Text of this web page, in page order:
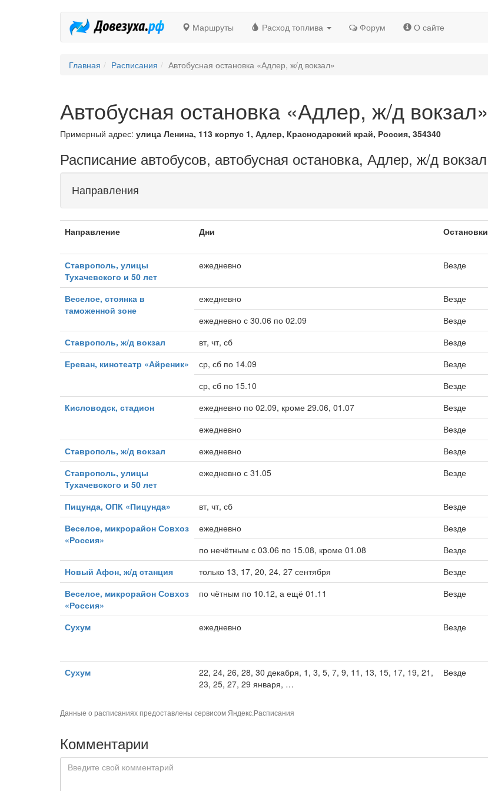
Маршруты Расход топлива Форум О сайте
Главная Расписания Автобусная остановка «Адлер, ж/д вокзал»
Автобусная остановка «Адлер, ж/д вокзал»
Примерный адрес: улица Ленина, 113 корпус 1, Адлер, Краснодарский край, Россия, 354340
Расписание автобусов, автобусная остановка, Адлер, ж/д вокзал
Направления
Направление Дни Остановки
Ставрополь, улицы
Тухачевского и 50 лет
ежедневно Везде
Веселое, стоянка в
таможенной зоне
ежедневно Везде
ежедневно с 30.06 по 02.09
Везде
Ставрополь, ж/д вокзал
вт, чт, сб Везде
Ереван, кинотеатр «Айреник»
ср, сб по 14.09 Везде
ср, сб по 15.10
Везде
Кисловодск, стадион
ежедневно по 02.09, кроме 29.06, 01.07 Везде
ежедневно
Везде
Ставрополь, ж/д вокзал
ежедневно Везде
Ставрополь, улицы
Тухачевского и 50 лет
ежедневно с 31.05 Везде
Пицунда, ОПК «Пицунда» вт, чт, сб Везде
Веселое, микрорайон Совхоз
«Россия»
ежедневно Везде
по нечётным с 03.06 по 15.08, кроме 01.08
Везде
Новый Афон, ж/д станция
только 13, 17, 20, 24, 27 сентября Везде
Веселое, микрорайон Совхоз
«Россия»
по чётным по 10.12, а ещё 01.11 Везде
Сухум ежедневно Везде
Сухум
22, 24, 26, 28, 30 декабря, 1, 3, 5, 7, 9, 11, 13, 15, 17, 19, 21,
23, 25, 27, 29 января, …
Везде
Данные о расписаниях предоставлены сервисом Яндекс.Расписания
Комментарии